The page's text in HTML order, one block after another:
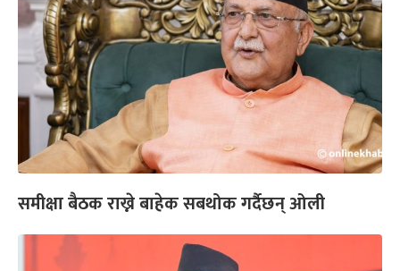
समीक्षा बैठक राख्ने बाहेक सबथोक गर्दैछन् ओली